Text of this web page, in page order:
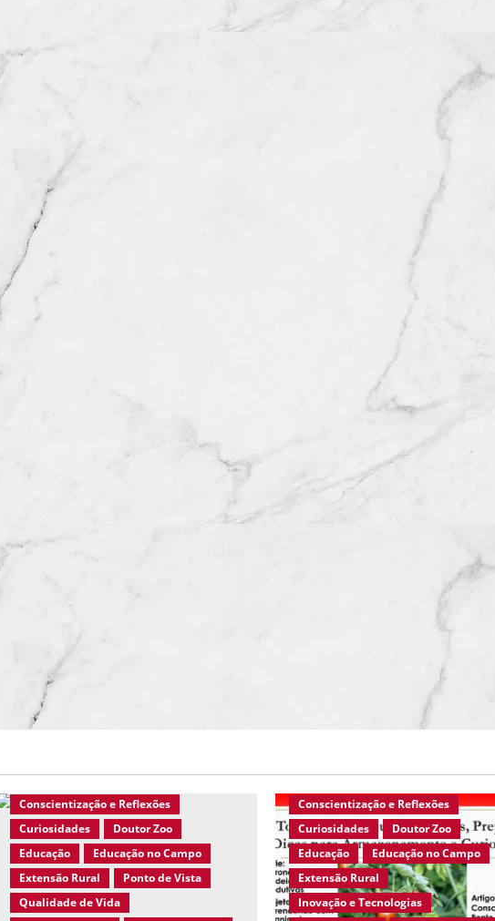
Ciências Agrárias
Conscientização e Reflexões
Curiosidades
Doutor Zoo
Educação
Educação no Campo
Extensão Rural
Ponto de Vista
Qualidade de Vida
Ambiente em Foco
Ativismo
Ciências Agrárias
Conscientização e Reflexões
Curiosidades
Doutor Zoo
Educação
Educação no Campo
Extensão Rural
Inovação e Tecnologias